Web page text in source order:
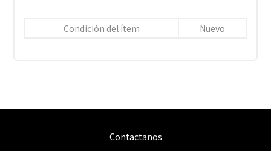
Condición del ítem Nuevo
Contactanos